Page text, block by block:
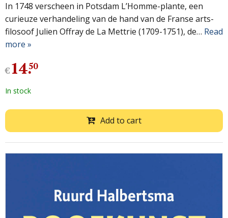
In 1748 verscheen in Potsdam L’Homme-plante, een
curieuze verhandeling van de hand van de Franse arts-
filosoof Julien Offray de La Mettrie (1709-1751), de… Read
more »
€14.
50
In stock
Add to cart